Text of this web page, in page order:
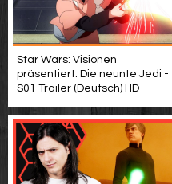
Star Wars: Visionen
präsentiert: Die neunte Jedi -
S01 Trailer (Deutsch) HD